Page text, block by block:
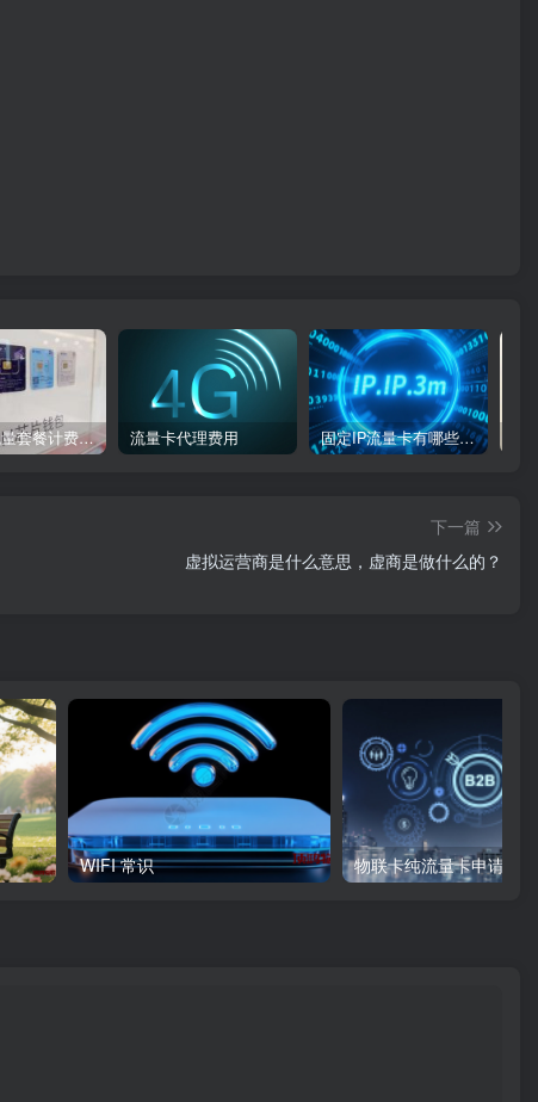
物联卡流量套餐计费方式 流量卡代理费用 固定IP流量卡有哪些：类型、特点
下一篇
虚拟运营商是什么意思，虚商是做什么的？
WIFI 常识 物联卡纯流量卡申请